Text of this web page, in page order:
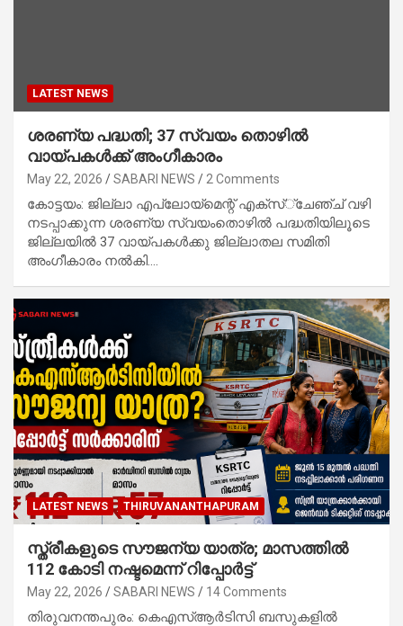
LATEST NEWS
ശരണ്യ പദ്ധതി; 37 സ്വയം തൊഴിൽ
വായ്പകൾക്ക് അംഗീകാരം
May 22, 2026 SABARI NEWS 2 Comments
കോട്ടയം: ജില്ലാ എപ്ലോയ്‌മെന്റ് എക്‌സ്്‌ചേഞ്ച് വഴി
നടപ്പാക്കുന്ന ശരണ്യ സ്വയംതൊഴിൽ പദ്ധതിയിലൂടെ
ജില്ലയിൽ 37 വായ്പകൾക്കു ജില്ലാതല സമിതി
അംഗീകാരം നൽകി.…
LATEST NEWS THIRUVANANTHAPURAM
സ്ത്രീകളുടെ സൗജന്യ യാത്ര; മാസത്തിൽ
112 കോടി നഷ്ടമെന്ന് റിപ്പോർട്ട്
May 22, 2026 SABARI NEWS 14 Comments
തിരുവനന്തപുരം: കെഎസ്ആർടിസി ബസുകളിൽ